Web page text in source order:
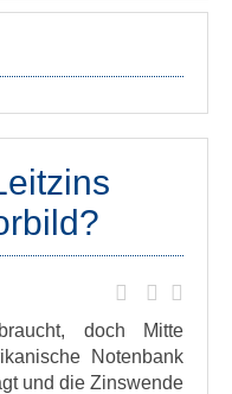
doch Mitte
Notenbank
und die Zinswende